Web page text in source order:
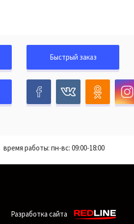
Быстрый заказ
время работы: пн-вс: 09:00-18:00
Разработка сайта